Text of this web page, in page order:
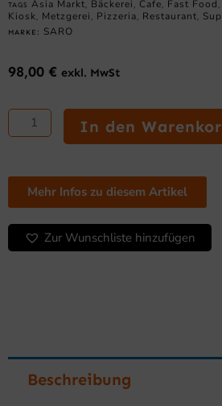
TAGS Asia Markt , Bäckerei , Cafe , Fast Food ,
Kiosk , Metzgerei , Pizzeria , Restaurant ,
MARKE: SARO
98,00 € exkl. MwSt
SARO
Kaffeemaschine
mit
Modell
CAPPONO
40
Menge
In den
Mehr Infos zu diesem Artikel
Zur Wunschliste hinzufügen
Beschreibung